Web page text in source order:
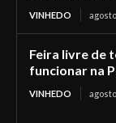
VINHEDO
Feira livre de
funcionar na
VINHEDO